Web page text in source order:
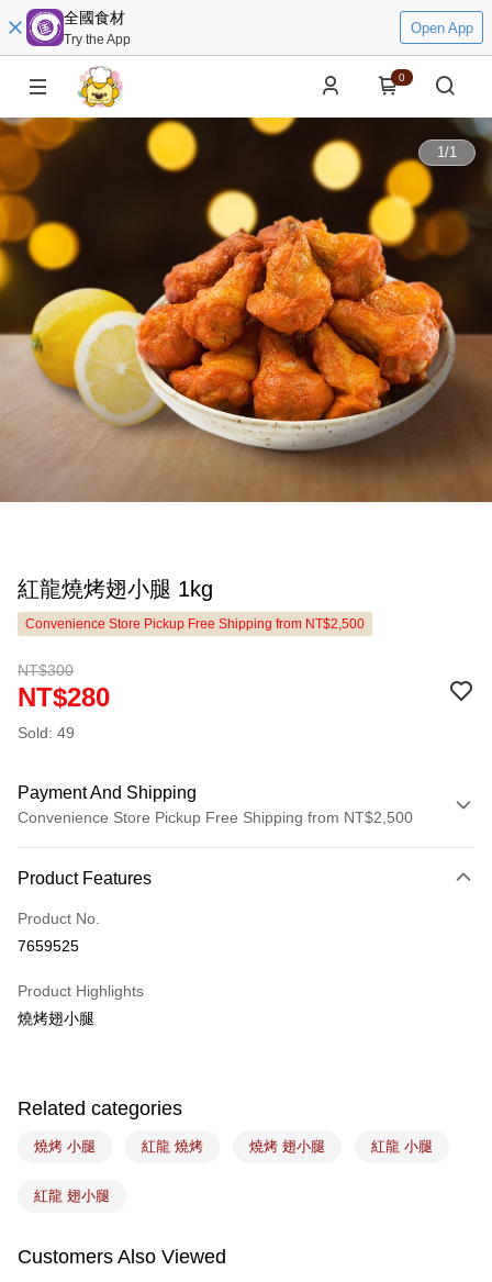
全國食材
Try the App
Open App
0
1/1
紅龍燒烤翅小腿 1kg
Convenience Store Pickup Free Shipping from NT$2,500
NT$300
NT$280
Sold: 49
Payment And Shipping
Convenience Store Pickup Free Shipping from NT$2,500
Credit Card (Full Payment)
LINE Pay
Easy Wallet
NT$200/order | Free shipping on orders of NT$2,500 or more
Product Features
Product No.
7659525
Product Highlights
燒烤翅小腿
Related categories
燒烤 小腿 紅龍 燒烤 燒烤 翅小腿 紅龍 小腿
紅龍 翅小腿
Customers Also Viewed